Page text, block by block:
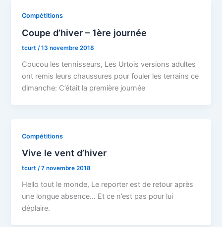
Compétitions
Coupe d’hiver – 1ère journée
tcurt/13 novembre 2018
Coucou les tennisseurs, Les Urtois versions adultes
ont remis leurs chaussures pour fouler les terrains ce
dimanche: C’était la première journée
Compétitions
Vive le vent d’hiver
tcurt/7 novembre 2018
Hello tout le monde, Le reporter est de retour après
une longue absence… Et ce n’est pas pour lui
déplaire.